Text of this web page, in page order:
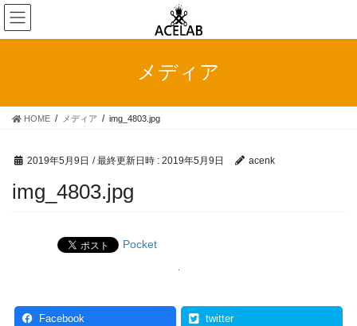
コ
ン
テ
ス
ナ
ビ
ゲ
ン
メディア
HOME メディア img_4803.jpg
2019年5月9日 / 最終更新日時 : 2019年5月9日 acenk
img_4803.jpg
Pocket
Facebook twitter